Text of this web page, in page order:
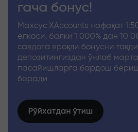
гача бонус!
Махсус XAccounts нафақат
елкаси, балки 1 000% дан 10
савдога яроқли бонусни
депозитингиздан ўнлаб
пасайишларга бардош
беради
Рўйхатдан ўтиш